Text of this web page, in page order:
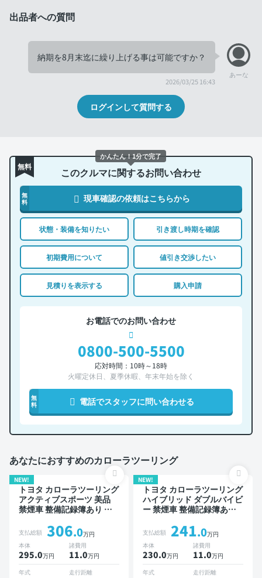
出品者への質問
あーな
納期を8月末迄に繰り上げる事は可能ですか？
2026/03/25 16:43
ログインして質問する
無料 このクルマに関するお問い合わせ
無
料
現車確認の依頼はこちらから
状態・装備を知りたい 引き渡し時期を確認
初期費用について 値引き交渉したい
見積りを表示する 購入申請
お電話でのお問い合わせ
0800-500-5500
応対時間：10時～18時
火曜定休日、夏季休暇、年末年始を除く
無
料
電話でスタッフに問い合わせる
あなたにおすすめのカローラツーリング
NEW!
トヨタ カローラツーリング
アクティブスポーツ 美品
禁煙車 整備記録簿あり デ
ビキットあり TV ブライン
ドスポットモニター オート
クルーズ スマートキー
ETC バックモニター ドラ
イブレコーダー 衝突軽減
支払総額 306.0万円
本体
295.0万円
諸費用
11.0万円
年式
走行距離
NEW!
トヨタ カローラツーリング
ハイブリッド ダブルバイビ
ー 禁煙車 整備記録簿あり
ナビキットあり オートクル
ーズ スマートキー ETC バ
ックモニター ドライブレコ
ーダー 衝突軽減
支払総額 241.0万円
本体
230.0万円
諸費用
11.0万円
年式
走行距離
かんたん！1分で完了